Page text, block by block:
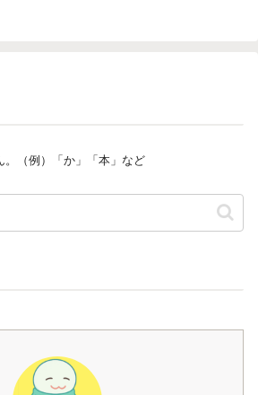
（例）「か」「本」など